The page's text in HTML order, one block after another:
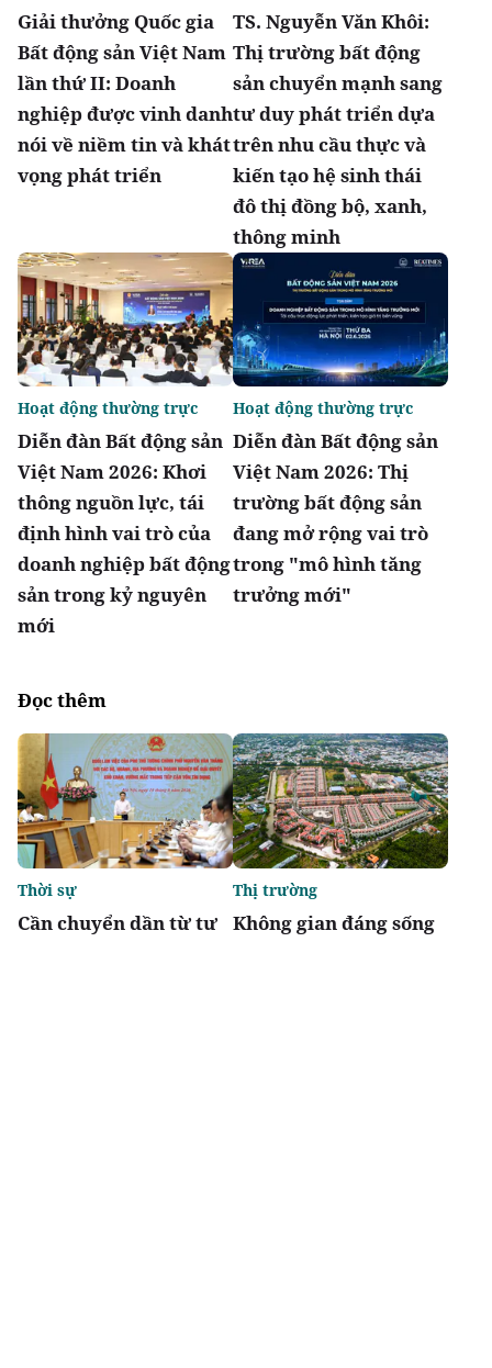
Giải thưởng Quốc gia
Bất động sản Việt Nam
lần thứ II: Doanh
nghiệp được vinh danh
nói về niềm tin và khát
vọng phát triển
TS. Nguyễn Văn Khôi:
Thị trường bất động
sản chuyển mạnh sang
tư duy phát triển dựa
trên nhu cầu thực và
kiến tạo hệ sinh thái
đô thị đồng bộ, xanh,
thông minh
Diễn đàn Bất động sản
Việt Nam 2026: Khơi
thông nguồn lực, tái
định hình vai trò của
doanh nghiệp bất động
sản trong kỷ nguyên
mới
Hoạt động thường trực
Diễn đàn Bất động sản
Việt Nam 2026: Thị
trường bất động sản
đang mở rộng vai trò
trong "mô hình tăng
trưởng mới"
Hoạt động thường trực
Đọc thêm
Cần chuyển dần từ tư
Thời sự
Không gian đáng sống
Thị trường